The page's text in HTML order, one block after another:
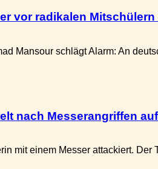
vor radikalen
Mansour schlägt Alarm: An
nach Messerangriffen
mit einem Messer attackiert.